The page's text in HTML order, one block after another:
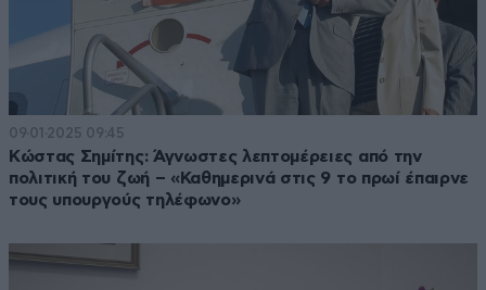
09·01·2025 09:45
Κώστας Σημίτης: Άγνωστες λεπτομέρειες από την
πολιτική του ζωή – «Καθημερινά στις 9 το πρωί έπαιρνε
τους υπουργούς τηλέφωνο»